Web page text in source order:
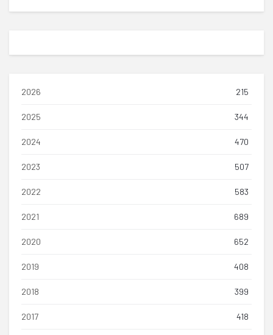
2026 215
2025 344
2024 470
2023 507
2022 583
2021 689
2020 652
2019 408
2018 399
2017 418